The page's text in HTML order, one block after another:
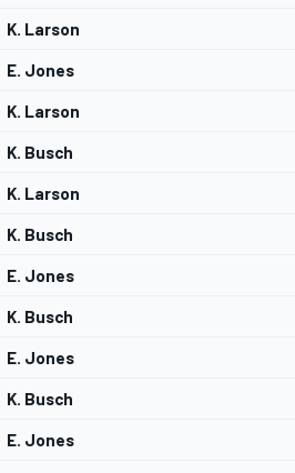
K. Larson
E. Jones
K. Larson
K. Busch
K. Larson
K. Busch
E. Jones
K. Busch
E. Jones
K. Busch
E. Jones